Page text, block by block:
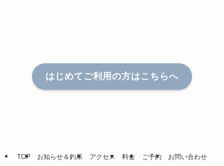
はじめてご利用の方はこちらへ
TOP お知らせ＆釣果 アクセス 料金 ご予約 お問い合わせ